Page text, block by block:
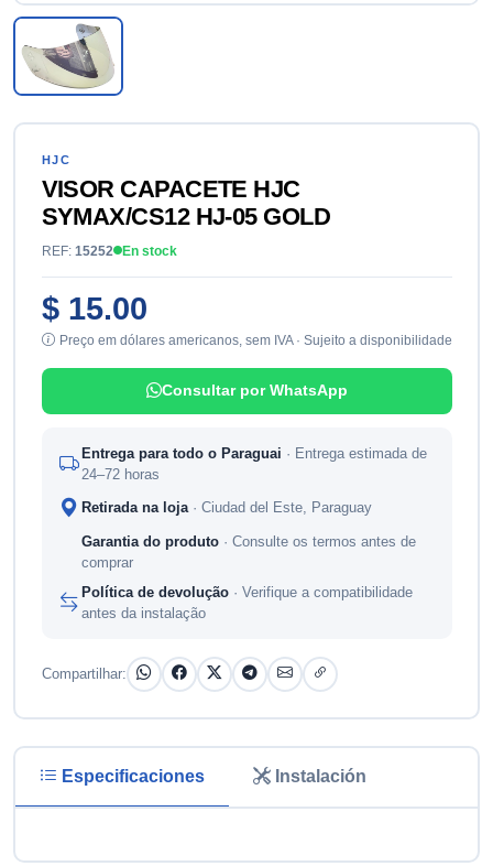
HJC
VISOR CAPACETE HJC
SYMAX/CS12 HJ-05 GOLD
REF: 15252 En stock
$ 15.00
Preço em dólares americanos, sem IVA · Sujeito a disponibilidade
Consultar por WhatsApp
Entrega para todo o Paraguai · Entrega estimada de
24–72 horas
Retirada na loja · Ciudad del Este, Paraguay
Garantia do produto · Consulte os termos antes de
comprar
Política de devolução · Verifique a compatibilidade
antes da instalação
Compartilhar:
Especificaciones Instalación